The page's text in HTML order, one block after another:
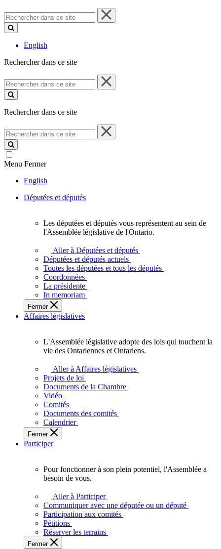
Rechercher
dans
ce
English
Rechercher dans ce site
Rechercher
dans
ce
Rechercher dans ce site
Rechercher
dans
ce
site
Menu Fermer
English
Députées et députés
députés
vous
représentent
sein
de
l'Assemblée
législative
l'Ontario.
Les députées et députés vous représentent au sein de
l'Assemblée législative de l'Ontario.
Aller à Députées et députés
Députées et députés actuels
Toutes les députées et tous les députés
Coordonnées
La présidente
In memoriam
Fermer
Affaires législatives
L'Assemblée
adopte
touchent
des
Ontariennes
et
L'Assemblée législative adopte des lois qui touchent la
vie des Ontariennes et Ontariens.
Aller à Affaires législatives
Projets de loi
Documents de la Chambre
Vidéo
Comités
Documents des comités
Calendrier
Fermer
Participer
plein
potentiel,
l'Assemblée
a
Pour fonctionner à son plein potentiel, l'Assemblée a
besoin de vous.
Aller à Participer
Communiquer avec une députée ou un député
Participation aux comités
Pétitions
Réserver les terrains
Fermer